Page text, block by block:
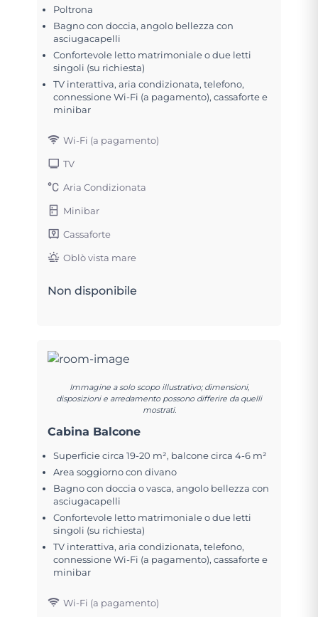
Poltrona
Bagno con doccia, angolo bellezza con
asciugacapelli
Confortevole letto matrimoniale o due letti
singoli (su richiesta)
TV interattiva, aria condizionata, telefono,
connessione Wi-Fi (a pagamento), cassaforte e
minibar
Wi-Fi (a pagamento)
TV
Aria Condizionata
Minibar
Cassaforte
Oblò vista mare
Non disponibile
Immagine a solo scopo illustrativo; dimensioni,
disposizioni e arredamento possono differire da quelli
mostrati.
Cabina Balcone
Superficie circa 19-20 m², balcone circa 4-6 m²
Area soggiorno con divano
Bagno con doccia o vasca, angolo bellezza con
asciugacapelli
Confortevole letto matrimoniale o due letti
singoli (su richiesta)
TV interattiva, aria condizionata, telefono,
connessione Wi-Fi (a pagamento), cassaforte e
minibar
Wi-Fi (a pagamento)